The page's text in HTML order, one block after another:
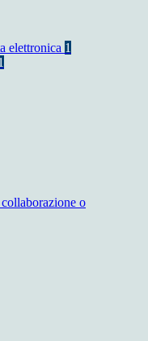
elettronica 1
o